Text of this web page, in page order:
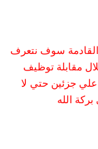
القادمة سوف نتعرف
مقابلة توظيف
جزئين حتي لا
الله